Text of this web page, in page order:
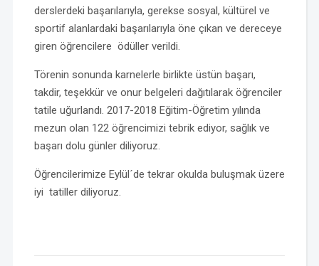
derslerdeki başarılarıyla, gerekse sosyal, kültürel ve
sportif alanlardaki başarılarıyla öne çıkan ve dereceye
giren öğrencilere ödüller verildi.
Törenin sonunda karnelerle birlikte üstün başarı,
takdir, teşekkür ve onur belgeleri dağıtılarak öğrenciler
tatile uğurlandı. 2017-2018 Eğitim-Öğretim yılında
mezun olan 122 öğrencimizi tebrik ediyor, sağlık ve
başarı dolu günler diliyoruz.
Öğrencilerimize Eylül´de tekrar okulda buluşmak üzere
iyi tatiller diliyoruz.